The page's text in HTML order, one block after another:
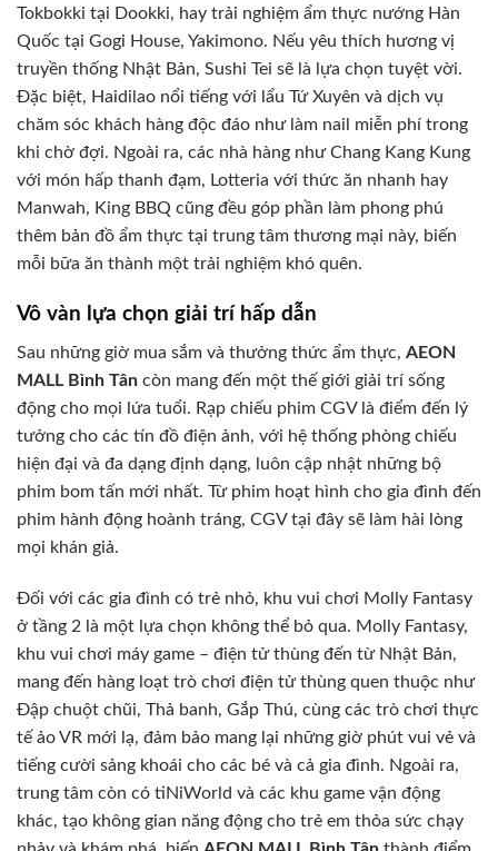
Tokbokki tại Dookki, hay trải nghiệm ẩm thực nướng Hàn
Quốc tại Gogi House, Yakimono. Nếu yêu thích hương vị
truyền thống Nhật Bản, Sushi Tei sẽ là lựa chọn tuyệt vời.
Đặc biệt, Haidilao nổi tiếng với lẩu Tứ Xuyên và dịch vụ
chăm sóc khách hàng độc đáo như làm nail miễn phí trong
khi chờ đợi. Ngoài ra, các nhà hàng như Chang Kang Kung
với món hấp thanh đạm, Lotteria với thức ăn nhanh hay
Manwah, King BBQ cũng đều góp phần làm phong phú
thêm bản đồ ẩm thực tại trung tâm thương mại này, biến
mỗi bữa ăn thành một trải nghiệm khó quên.
Vô vàn lựa chọn giải trí hấp dẫn
Sau những giờ mua sắm và thưởng thức ẩm thực, AEON
MALL Bình Tân còn mang đến một thế giới giải trí sống
động cho mọi lứa tuổi. Rạp chiếu phim CGV là điểm đến lý
tưởng cho các tín đồ điện ảnh, với hệ thống phòng chiếu
hiện đại và đa dạng định dạng, luôn cập nhật những bộ
phim bom tấn mới nhất. Từ phim hoạt hình cho gia đình đến
phim hành động hoành tráng, CGV tại đây sẽ làm hài lòng
mọi khán giả.
Đối với các gia đình có trẻ nhỏ, khu vui chơi Molly Fantasy
ở tầng 2 là một lựa chọn không thể bỏ qua. Molly Fantasy,
khu vui chơi máy game – điện tử thùng đến từ Nhật Bản,
mang đến hàng loạt trò chơi điện tử thùng quen thuộc như
Đập chuột chũi, Thả banh, Gắp Thú, cùng các trò chơi thực
tế ảo VR mới lạ, đảm bảo mang lại những giờ phút vui vẻ và
tiếng cười sảng khoái cho các bé và cả gia đình. Ngoài ra,
trung tâm còn có tiNiWorld và các khu game vận động
khác, tạo không gian năng động cho trẻ em thỏa sức chạy